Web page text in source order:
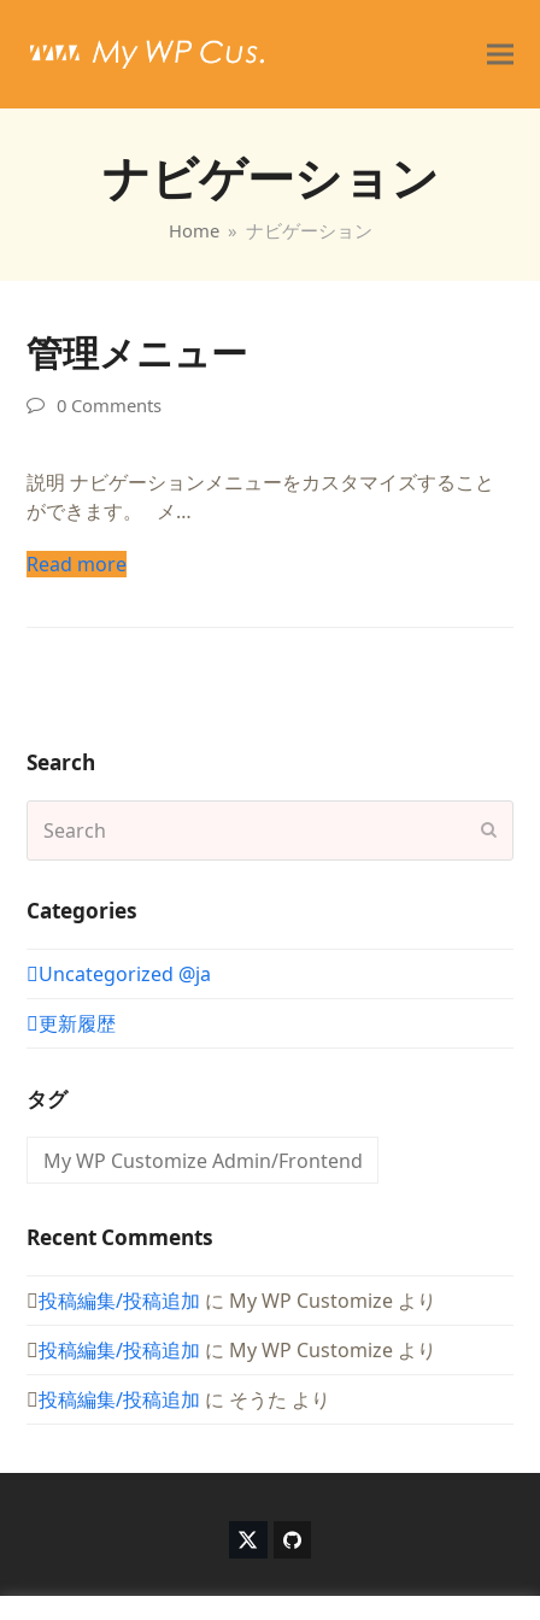
ナビゲーション
Home » ナビゲーション
管理メニュー
0 Comments
説明 ナビゲーションメニューをカスタマイズすること
ができます。 メ…
Read more
Search
Categories
Uncategorized @ja
更新履歴
タグ
My WP Customize Admin/Frontend
Recent Comments
投稿編集/投稿追加 に My WP Customize より
投稿編集/投稿追加 に My WP Customize より
投稿編集/投稿追加 に そうた より
X
w
G
t